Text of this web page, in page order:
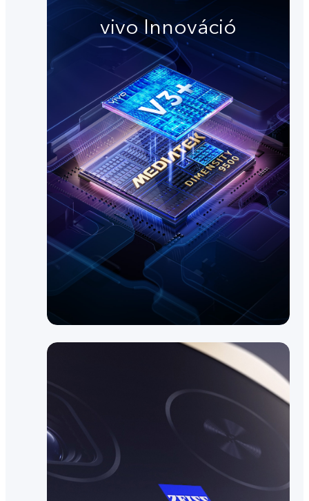
vivo Innováció